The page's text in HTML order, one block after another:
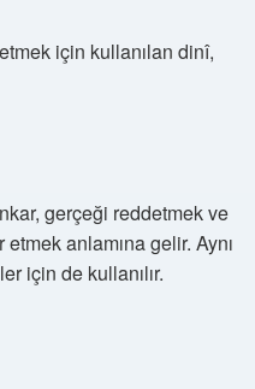
için kullanılan dinî,
gerçeği reddetmek ve
anlamına gelir. Aynı
için de kullanılır.